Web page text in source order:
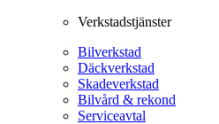
Verkstadstjänster
Bilverkstad
Däckverkstad
Skadeverkstad
Bilvård & rekond
Serviceavtal